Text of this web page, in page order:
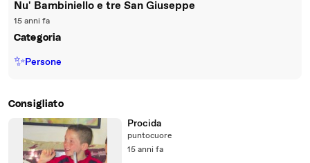
Nu' Bambiniello e tre San Giuseppe
15 anni fa
Categoria
✨Persone
Consigliato
Procida
puntocuore
15 anni fa